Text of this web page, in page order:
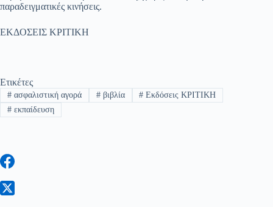
παραδειγματικές κινήσεις.
ΕΚΔΟΣΕΙΣ ΚΡΙΤΙΚΗ
Ετικέτες
#ασφαλιστική αγορά #βιβλία # Εκδόσεις ΚΡΙΤΙΚΗ
#εκπαίδευση